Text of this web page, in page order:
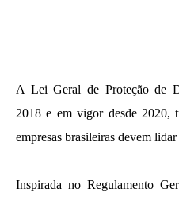
A Lei Geral de Proteção de
2018 e em vigor desde 2020,
empresas brasileiras devem
Inspirada no Regulamento